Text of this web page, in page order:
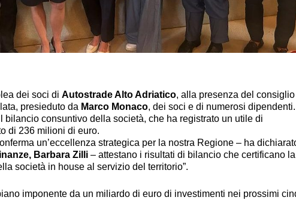
dei soci diAutostrade Alto Adriatico, alla presenza del consiglio
presieduto da Marco Monaco, dei soci e di numerosi
bilancio consuntivo della società, che ha registrato un utile di
di 236 milioni di euro.
un’eccellenza strategica per la nostra Regione – ha
Barbara Zilli – attestano i risultati di bilancio che certificano
società in house al servizio del territorio”.
imponente da un miliardo di euro di investimenti nei prossimi